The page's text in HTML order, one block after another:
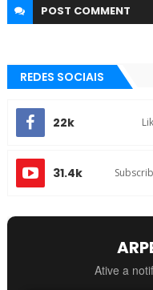
POST COMMENT
REDES SOCIAIS
22k
31.4k
Ative a